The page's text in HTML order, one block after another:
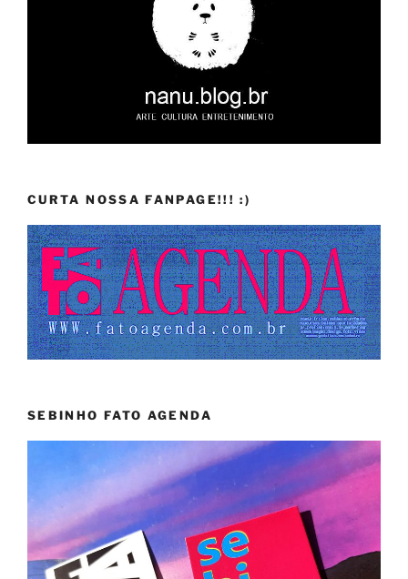
CURTA NOSSA FANPAGE!!! :)
SEBINHO FATO AGENDA